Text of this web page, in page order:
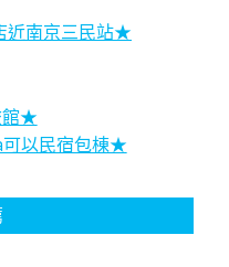
近南京三民站★
館★
可以民宿包棟★